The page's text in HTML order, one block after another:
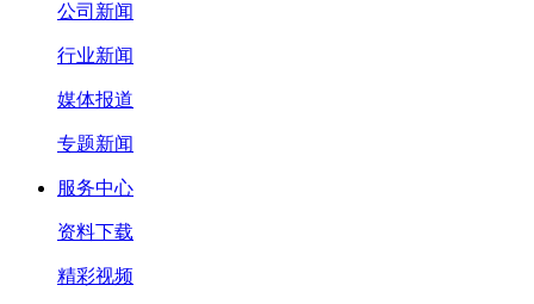
公司新闻
行业新闻
媒体报道
专题新闻
服务中心
资料下载
精彩视频